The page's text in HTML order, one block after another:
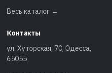
Весь каталог →
Контакты
ул. Хуторская, 70, Одесса,
65055